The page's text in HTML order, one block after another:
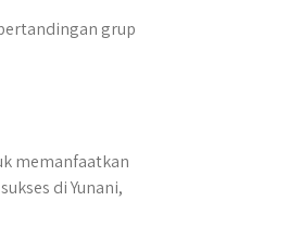
grup
memanfaatkan
di Yunani,